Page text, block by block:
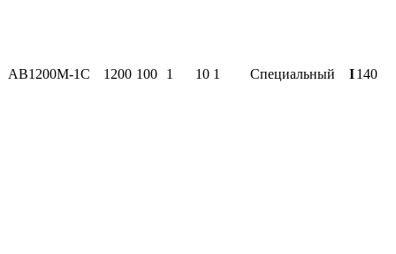
АВ1200М-1С 1200 100 1 10 1 Специальный I140